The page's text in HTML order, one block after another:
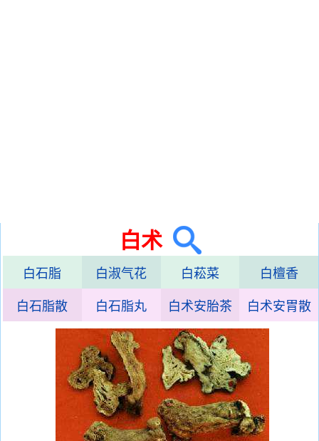
白术
白石脂 白淑气花 白菘菜 白檀香
白石脂散 白石脂丸 白术安胎茶 白术安胃散